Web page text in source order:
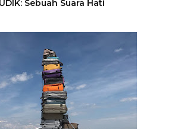
Sebuah Suara Hati